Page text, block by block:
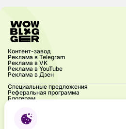
Контент-завод
Реклама в Telegram
Реклама в VK
Реклама в YouTube
Реклама в Дзен
Специальные предложения
Реферальная программа
Блогерам
Частые вопросы
Контакты